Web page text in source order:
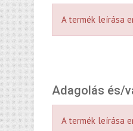
A termék leírása
Adagolás és/
A termék leírása